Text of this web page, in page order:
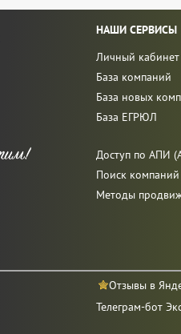
НАШИ СЕРВИСЫ
Личный кабинет
База компаний
База новых
База ЕГРЮЛ
Доступ по АПИ
Поиск
Методы
Отзывы в
Телеграм-бот